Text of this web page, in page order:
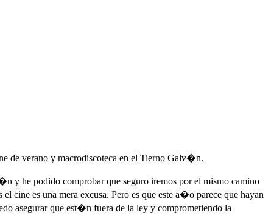
de verano y macrodiscoteca en el Tierno Galv�n.
y he podido comprobar que seguro iremos por el mismo camino
cine es una mera excusa. Pero es que este a�o parece que hayan
asegurar que est�n fuera de la ley y comprometiendo la